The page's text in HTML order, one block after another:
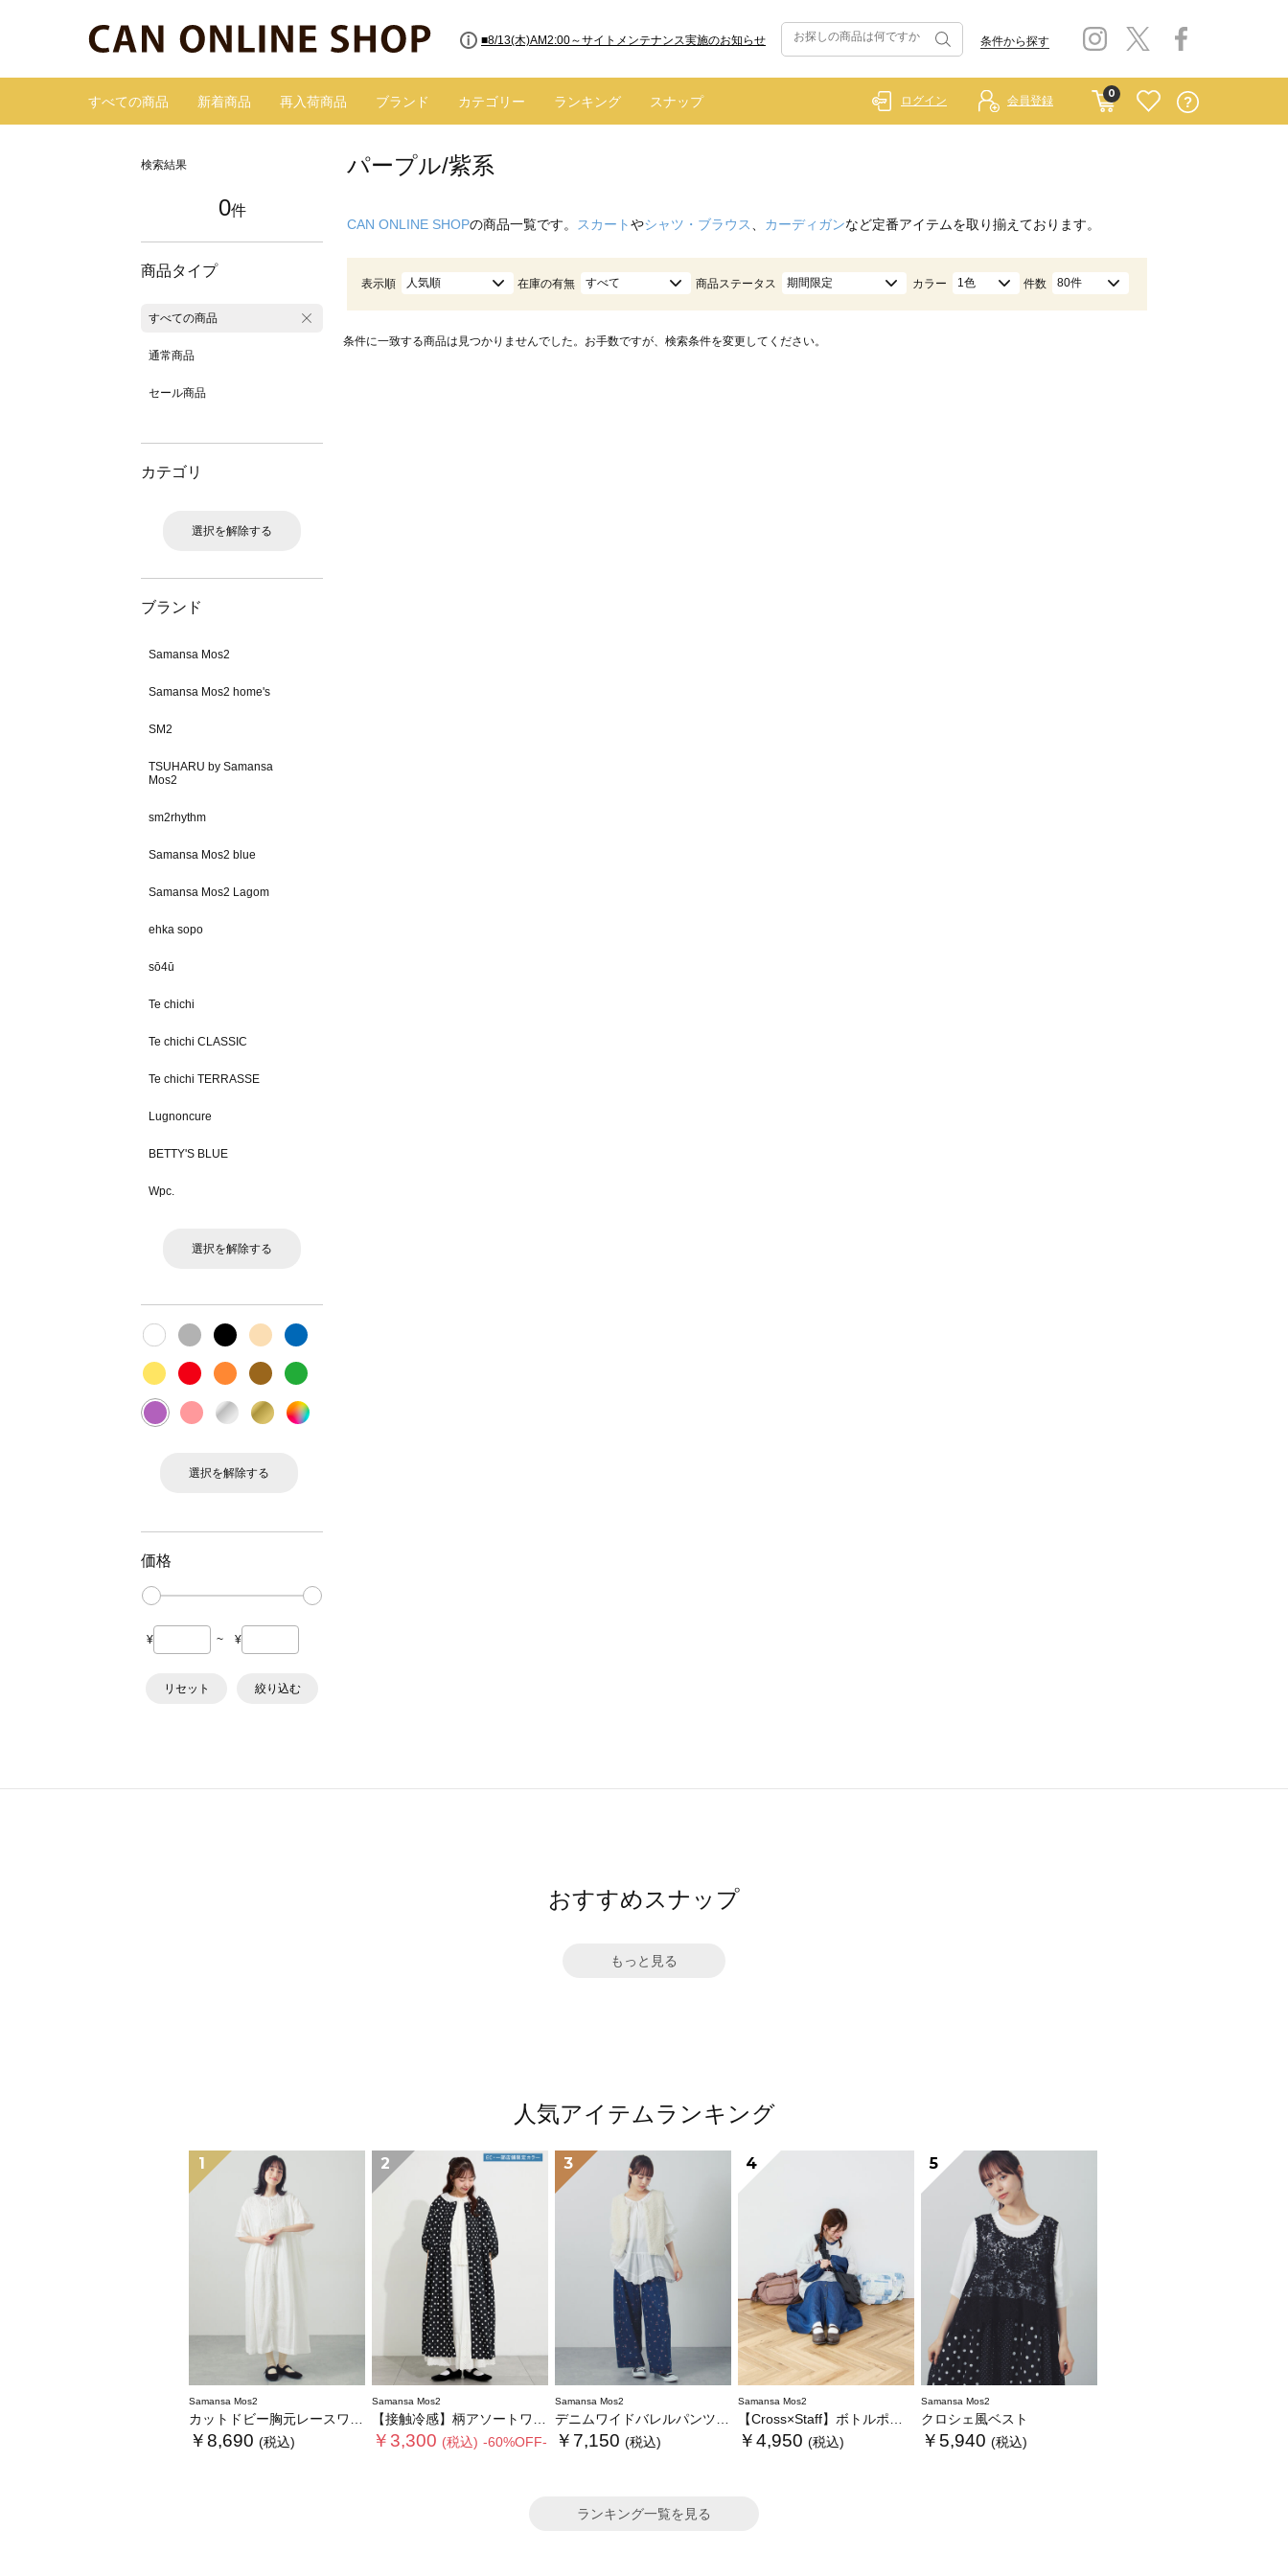
■8/13(木)AM2:00～サイトメンテナンス実施のお知らせ 条件から探す
すべての商品 新着商品 再入荷商品 ブランド カテゴリー ランキング スナップ
0
ログイン 会員登録
検索結果
0件
商品タイプ
すべての商品
通常商品
セール商品
カテゴリ
選択を解除する
ブランド
Samansa Mos2
Samansa Mos2 home's
SM2
TSUHARU by Samansa
Mos2
sm2rhythm
Samansa Mos2 blue
Samansa Mos2 Lagom
ehka sopo
sō4ū
Te chichi
Te chichi CLASSIC
Te chichi TERRASSE
Lugnoncure
BETTY'S BLUE
Wpc.
選択を解除する
選択を解除する
価格
¥ ~ ¥
リセット 絞り込む
パープル/紫系
CAN ONLINE SHOPの商品一覧です。 スカートやシャツ・ブラウス カーディガンなど定番アイテムを取り揃えております。
表示順 人気順 在庫の有無 すべて 商品ステータス 期間限定 カラー 1色 件数 80件
条件に一致する商品は見つかりませんでした。お手数ですが、検索条件を変更してください。
おすすめスナップ
もっと見る
人気アイテムランキング
1
Samansa Mos2
カットドビー胸元レースワンピース
￥8,690 (税込)
2
Samansa Mos2
【接触冷感】柄アソートワンピース《限定カラーあり》
￥3,300 (税込) -60%OFF-
3
Samansa Mos2
デニムワイドバレルパンツ〈WEB限定SS・XLサイズ〉
￥7,150 (税込)
4
Samansa Mos2
【Cross×Staff】ボトルポケ付/ハーフムーンフリルbag
￥4,950 (税込)
5
Samansa Mos2
クロシェ風ベスト
￥5,940 (税込)
ランキング一覧を見る